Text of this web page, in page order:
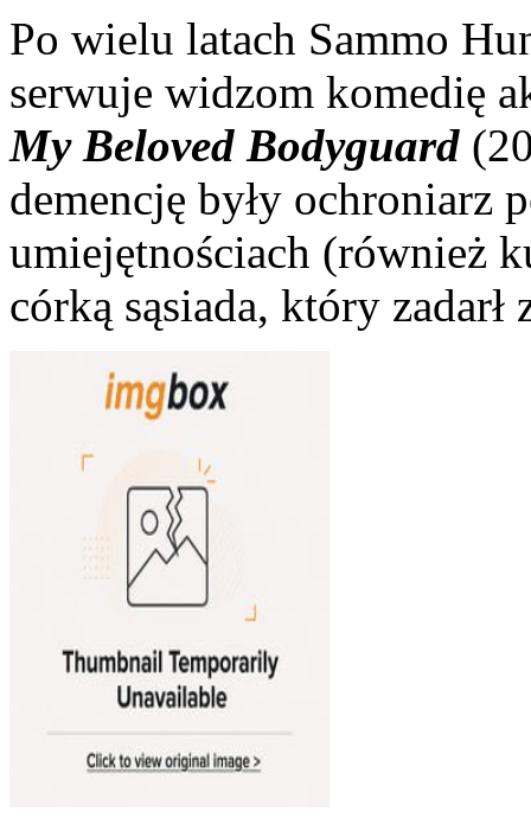
Po wielu latach Sammo
serwuje widzom komedię
My Beloved Bodyguard
demencję były ochroniarz
umiejętnościach (również
córką sąsiada, który